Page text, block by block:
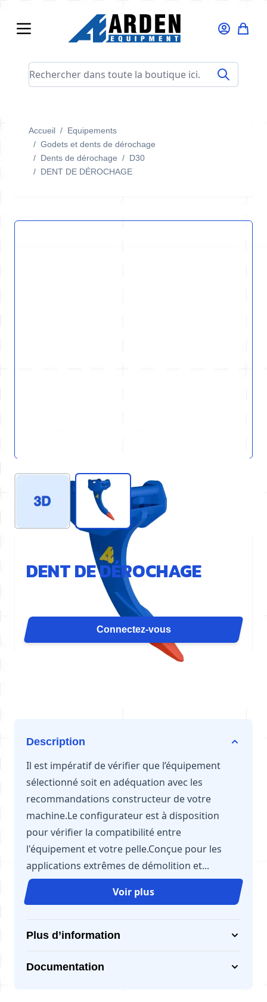
Rechercher dans toute la boutique ici...
Accueil / Equipements
/ Godets et dents de dérochage
/ Dents de dérochage / D30
/ DENT DE DÉROCHAGE
View larger imageView larger image
DENT DE DÉROCHAGE
La dent de dérochage, D31, concentre la force du
vérin sur une seule pointe pour un effet de
pénétration maximal. Elle est idéale pour la
carrière ou le déracinage. Disponible pour des
Connectez-vous
Description
Il est impératif de vérifier que l’équipement
sélectionné soit en adéquation avec les
recommandations constructeur de votre
machine.Le configurateur est à disposition
pour vérifier la compatibilité entre
l'équipement et votre pelle.Conçue pour les
applications extrêmes de démolition et...
Voir plus
Plus d’information
Documentation